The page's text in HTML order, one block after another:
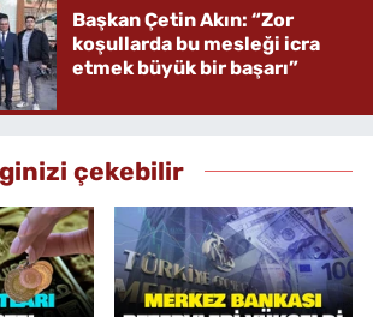
Başkan Çetin Akın: “Zor
koşullarda bu mesleği icra
etmek büyük bir başarı”
çekebilir